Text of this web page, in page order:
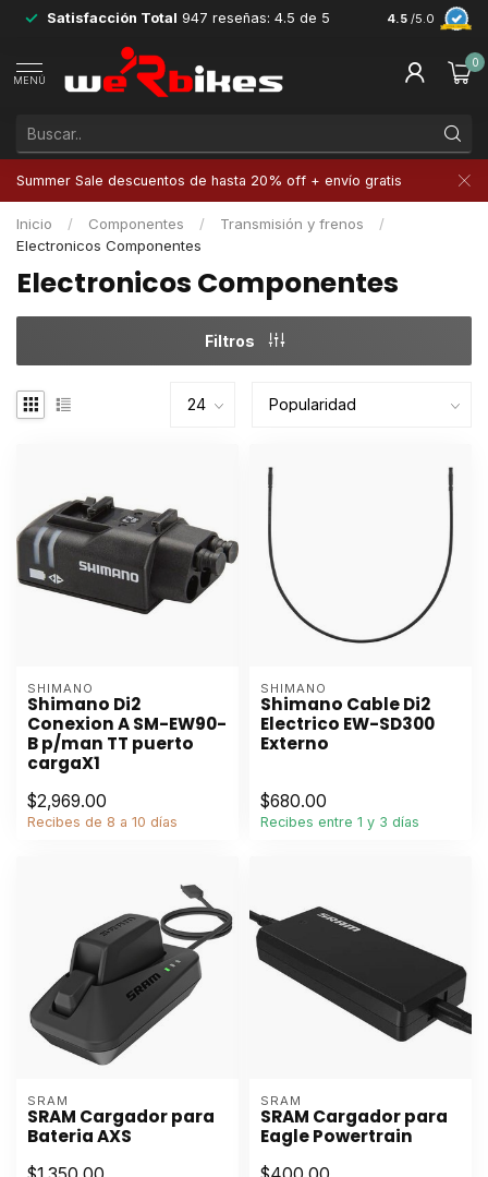
Satisfacción Total 947 reseñas: 4.5 de 5 4.5 /5.0
MENÚ
0
Summer Sale descuentos de hasta 20% off + envío gratis
Inicio / Componentes / Transmisión y frenos
/
Electronicos Componentes
Electronicos Componentes
Filtros
SHIMANO
Shimano Di2
Conexion A SM-EW90-
B p/man TT puerto
cargaX1
$2,969.00
Recibes de 8 a 10 días
SHIMANO
Shimano Cable Di2
Electrico EW-SD300
Externo
$680.00
Recibes entre 1 y 3 días
SRAM
SRAM Cargador para
Bateria AXS
SRAM
SRAM Cargador para
Eagle Powertrain